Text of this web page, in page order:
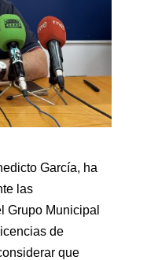
García, ha
las
Grupo Municipal
de
que